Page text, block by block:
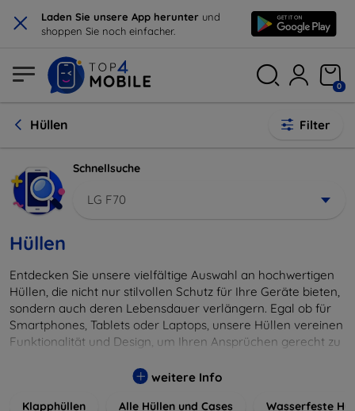
× Laden Sie unsere App herunter und
shoppen Sie noch einfacher.
0
Hüllen Filter
Schnellsuche
LG F70
Hüllen
Entdecken Sie unsere vielfältige Auswahl an hochwertigen
Hüllen, die nicht nur stilvollen Schutz für Ihre Geräte bieten,
sondern auch deren Lebensdauer verlängern. Egal ob für
Smartphones, Tablets oder Laptops, unsere Hüllen vereinen
Funktionalität und Design, um Ihren Ansprüchen gerecht zu
Farben, um Ihren persönlichen Stil perfekt zu
weitere Info
Klapphüllen Alle Hüllen und Cases Wasserfeste